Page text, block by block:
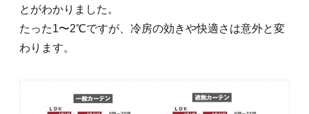
とがわかりました。
たった1〜2℃ですが、冷房の効きや快適さは意外と変
わります。